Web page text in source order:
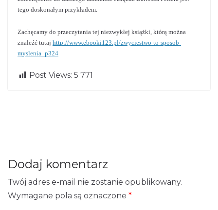
tego doskonałym przykładem.
Zachęcamy do przeczytania tej niezwykłej książki, którą można
znaleźć tutaj http://www.ebooki123.pl/zwyciestwo-to-sposob-
myslenia_p324
Post Views: 5 771
Pr
nalezieniem d
Ne Jak się uczyć, a
Dodaj komentarz
Twój adres e-mail nie zostanie opublikowany.
Wymagane pola są oznaczone *